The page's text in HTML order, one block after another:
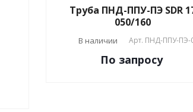
Труба ПНД-ППУ-ПЭ SDR
050/160
В наличии Арт. ПНД-ППУ-ПЭ-
По запросу